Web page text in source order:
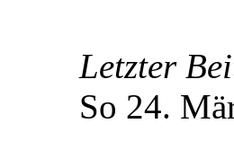
Letzter
So 24.